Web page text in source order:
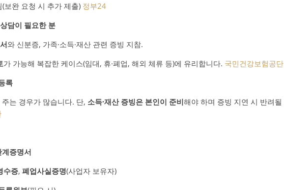
완 요청 시 추가 제출) 정부24
담이 필요한 분
와 신분증, 가족·소득·재산 관련 증빙 지참.
가 가능해 복잡한 케이스(임대, 휴·폐업, 해외 체류 등)에 유리합니다. 국민건강보험공단
록
는 경우가 많습니다. 단, 소득·재산 증빙은 본인이 준비해야 하며 증빙 지연 시 반려될
계증명서
수증, 폐업사실증명(사업자 보유자)